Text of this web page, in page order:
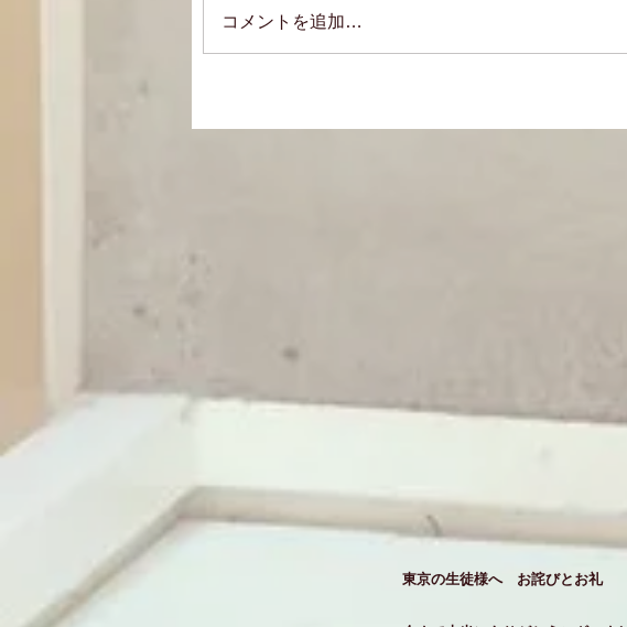
コメントを追加…
東京の生徒様へ お詫びとお礼